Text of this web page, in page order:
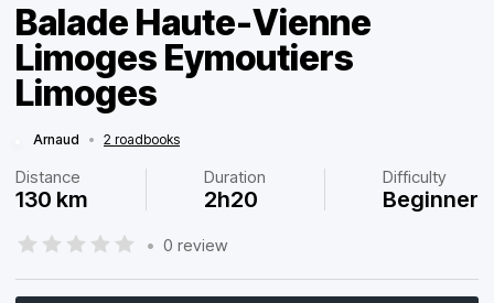
Balade Haute-Vienne
Limoges Eymoutiers
Limoges
Arnaud • 2 roadbooks
Distance
130 km
Duration
2h20
Difficulty
Beginner
• 0 review